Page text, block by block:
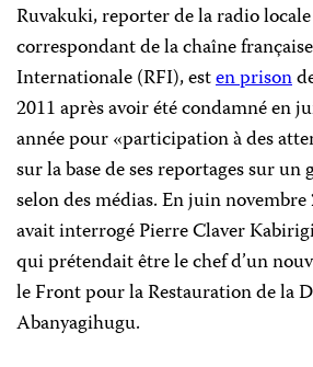
Ruvakuki, reporter de la radio
correspondant de la chaîne
Internationale (RFI), esten prison
2011 après avoir été condamné en
année pour «participation à des
sur la base de ses reportages sur
selon des médias. En juin
avait interrogé Pierre Claver
qui prétendait être le chef d’un
le Front pour la Restauration de la
Abanyagihugu.